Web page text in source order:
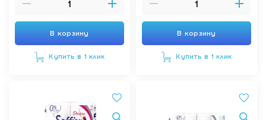
В корзину
Купить в 1 клик
В корзину
Купить в 1 клик